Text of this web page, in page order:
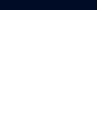
así como en el diseño y
todos los sectores